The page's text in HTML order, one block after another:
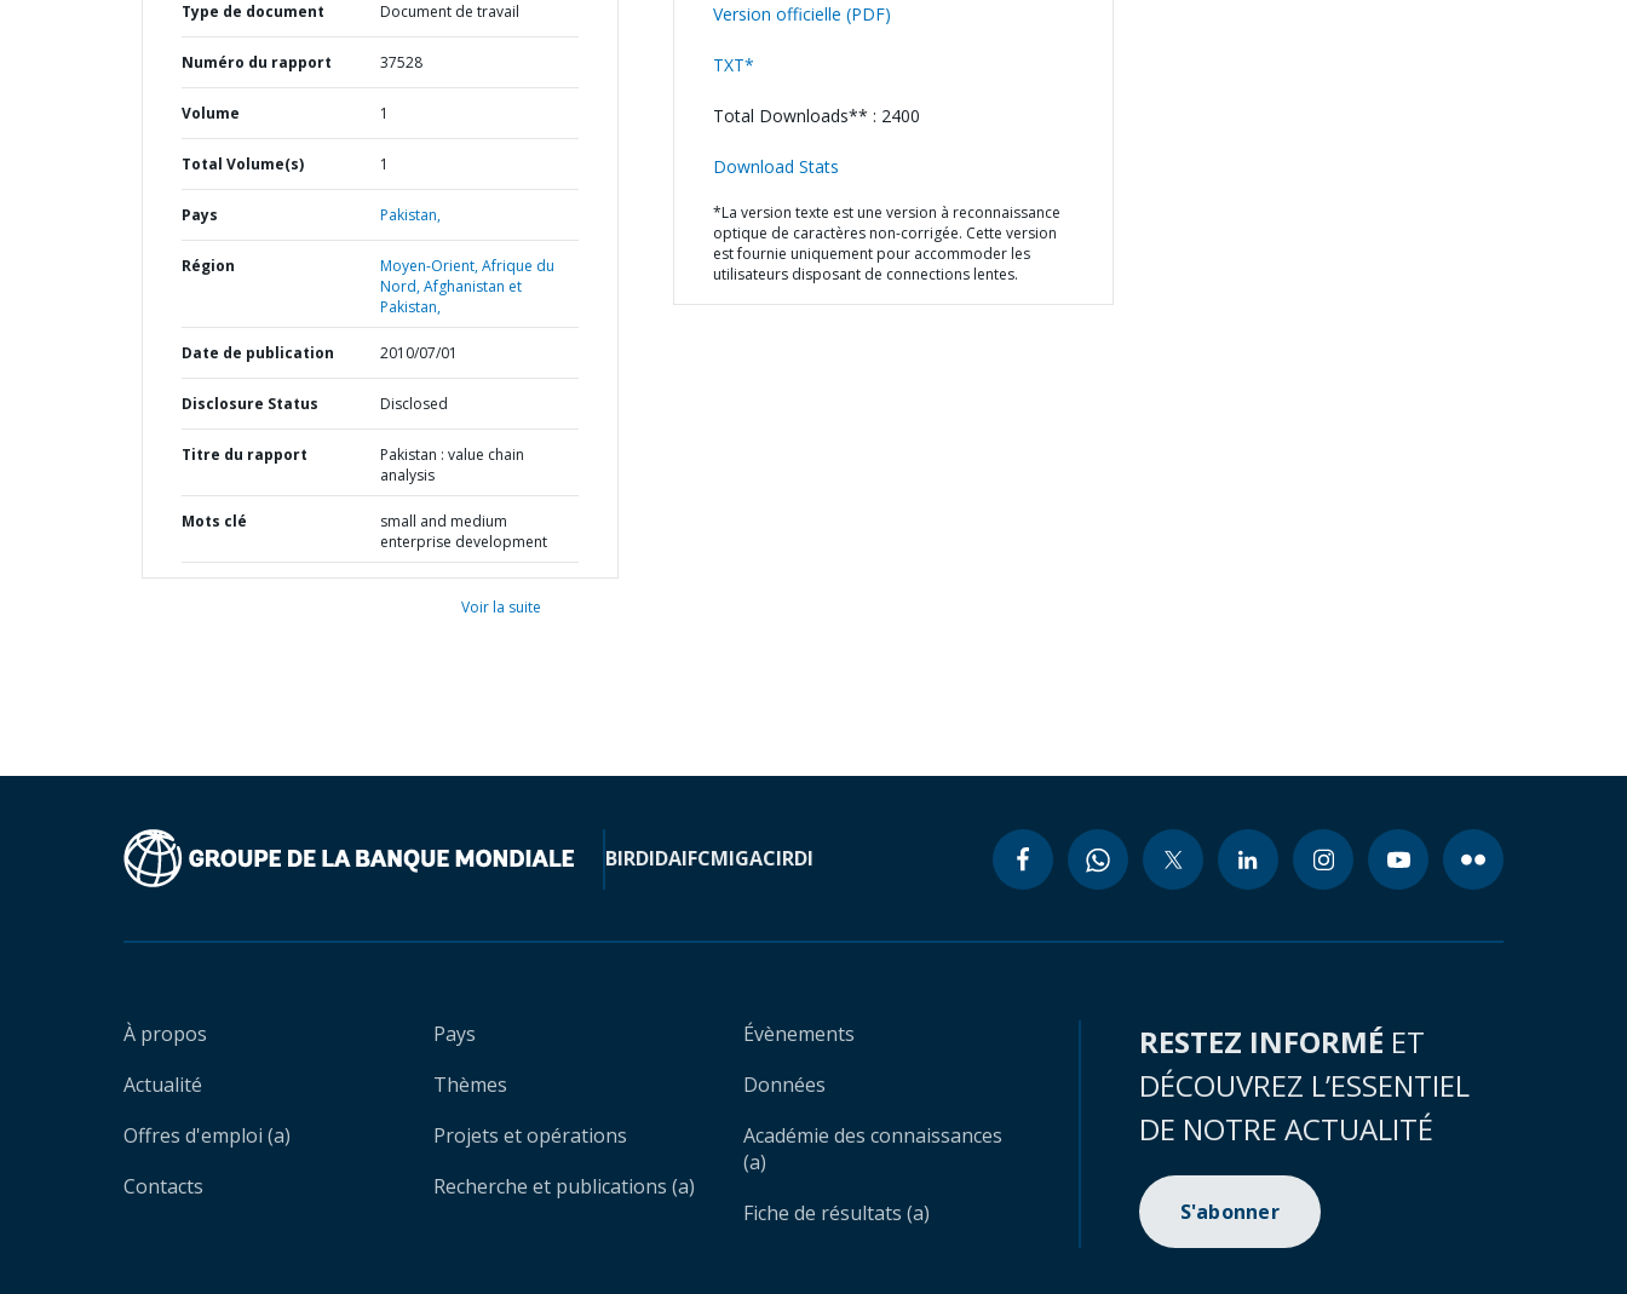
Type de document Document de travail
Numéro du rapport 37528
Volume 1
Total Volume(s) 1
Pays Pakistan,
Région
Moyen-Orient, Afrique du
Nord, Afghanistan et
Pakistan,
Date de publication 2010/07/01
Disclosure Status Disclosed
Titre du rapport
Pakistan : value chain
analysis
Mots clé
small and medium
enterprise development
Voir la suite
Version officielle (PDF)
TXT*
Total Downloads** : 2400
Download Stats
*La version texte est une version à reconnaissance
optique de caractères non-corrigée. Cette version
est fournie uniquement pour accommoder les
utilisateurs disposant de connections lentes.
BIRDIDAIFCMIGACIRDI
À propos
Actualité
Offres d'emploi (a)
Contacts
Pays
Thèmes
Projets et opérations
Recherche et publications (a)
Évènements
Données
Académie des connaissances
(a)
Fiche de résultats (a)
RESTEZ INFORMÉ ET
DÉCOUVREZ L’ESSENTIEL
DE NOTRE ACTUALITÉ
S'abonner